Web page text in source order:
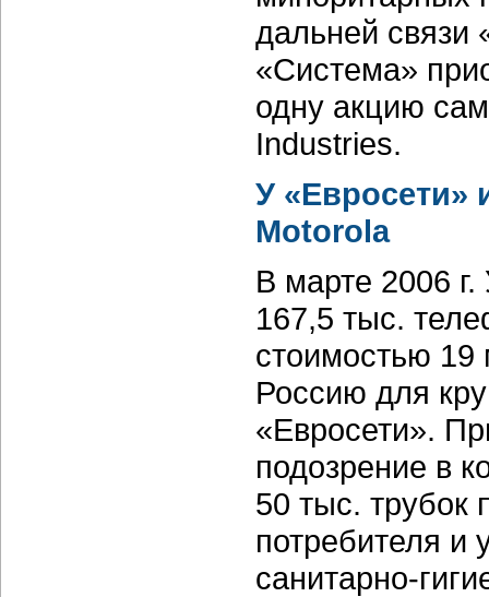
дальней связи
«Система»
одну акцию
Industries.
У «Евросети»
Motorola
В марте 2006
167,5 тыс.
стоимостью 19
Россию для
«Евросети».
подозрение в
50 тыс. трубок
потребителя и
санитарно-